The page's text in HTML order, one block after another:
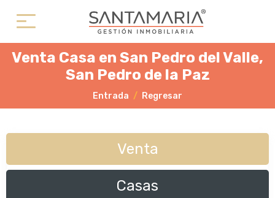
Venta Casa en San Pedro del Valle,
San Pedro de la Paz
Entrada Regresar
Venta
Casas